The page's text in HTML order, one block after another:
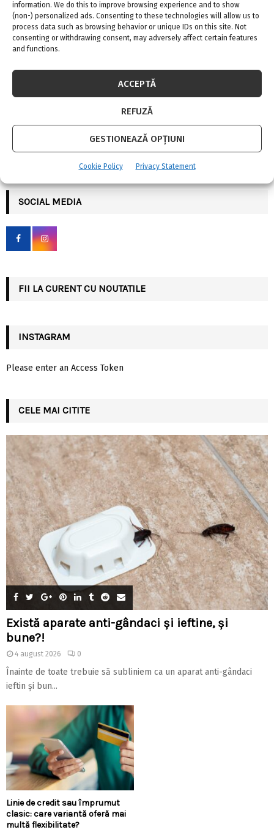
information. We do this to improve browsing experience and to show
(non-) personalized ads. Consenting to these technologies will allow us to
process data such as browsing behavior or unique IDs on this site. Not
consenting or withdrawing consent, may adversely affect certain features
and functions.
ACCEPTĂ
REFUZĂ
GESTIONEAZĂ OPȚIUNI
Cookie Policy Privacy Statement
Ovăz cu lapte de migdale.
r
h
f
r
SOCIAL MEDIA
FII LA CURENT CU NOUTATILE
INSTAGRAM
Please enter an Access Token
CELE MAI CITITE
Există aparate anti-gândaci și ieftine, și
bune?!
4 august 2026 0
Înainte de toate trebuie să subliniem ca un aparat anti-gândaci
ieftin și bun...
Linie de credit sau împrumut
clasic: care variantă oferă mai
multă flexibilitate?